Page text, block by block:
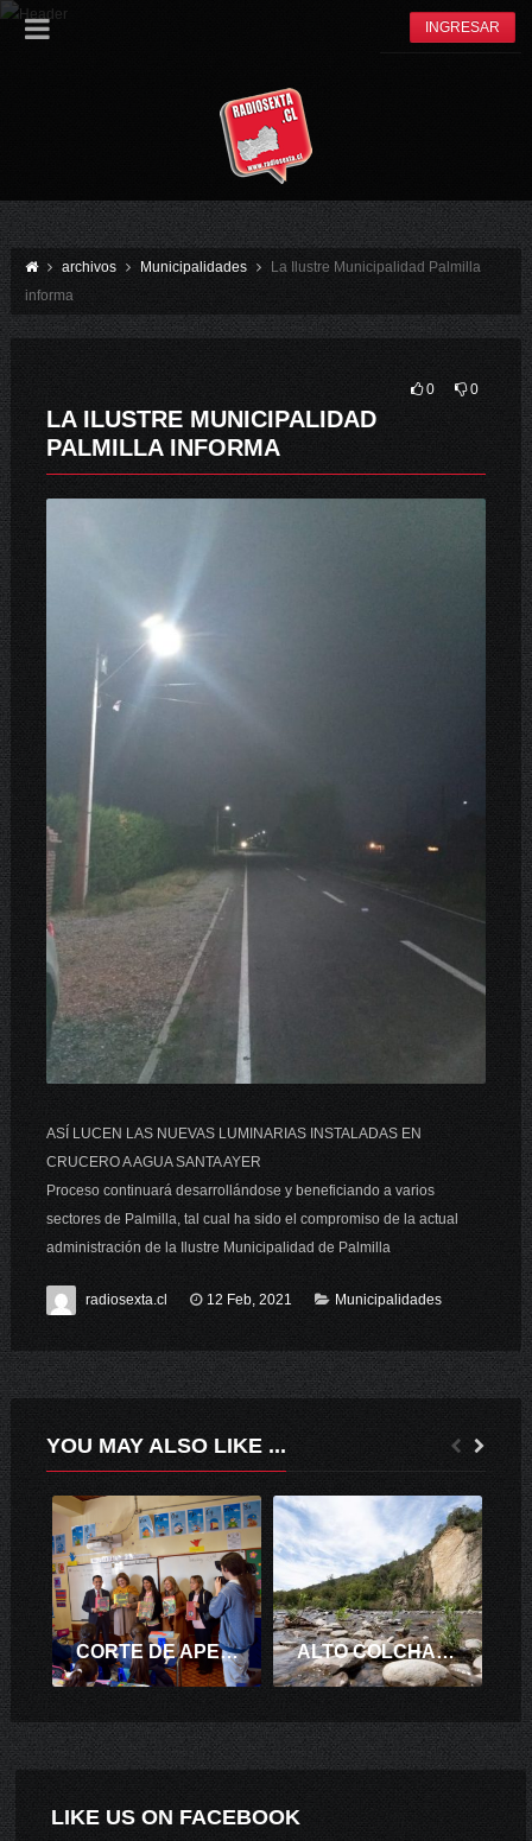
INGRESAR
archivos Municipalidades
La Ilustre Municipalidad Palmilla
informa
0 0
LA ILUSTRE MUNICIPALIDAD
PALMILLA INFORMA
ASÍ LUCEN LAS NUEVAS LUMINARIAS INSTALADAS EN
CRUCERO A AGUA SANTA AYER
Proceso continuará desarrollándose y beneficiando a varios
sectores de Palmilla, tal cual ha sido el compromiso de la actual
administración de la Ilustre Municipalidad de Palmilla
radiosexta.cl 12 Feb, 2021 Municipalidades
YOU MAY ALSO LIKE ...
CORTE DE APELACIONES DE RANCAGUA DONA MÁS DE 200 LIBROS A COLEGIO REPÚBLICA ARGENTINA ALTO COLCHAGUA FUE EL DESTINO TURÍSTICO PREFERIDO PARA PASAR LA SEMANA SANTA A NIVEL NACIONAL
LIKE US ON FACEBOOK